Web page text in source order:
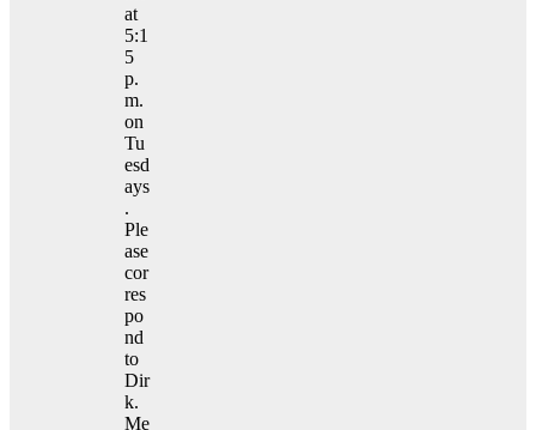
at
5:1
5
p.
m.
on
Tu
esd
ays
.
Ple
ase
cor
res
po
nd
to
Dir
k.
Me